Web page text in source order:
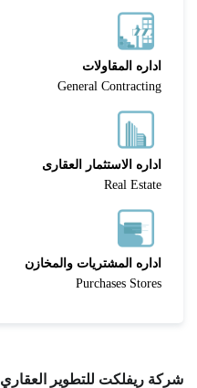
اداره المقاولات
General Contracting
اداره الاستثمار العقارى
Real Estate
اداره المشتريات والمخازن
Purchases Stores
شركة ريفلكت للتطوير العقاري